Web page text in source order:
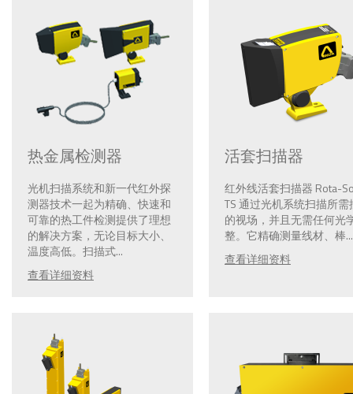
热金属检测器
光机扫描系统和新一代红外探
测器技术一起为精确、快速和
可靠的热工件检测提供了理想
的解决方案，无论目标大小、
温度高低。扫描式...
查看详细资料
活套扫描器
红外线活套扫描器 Rota-
TS 通过光机系统扫描所需
的视场，并且无需任何光
整。它精确测量线材、棒...
查看详细资料